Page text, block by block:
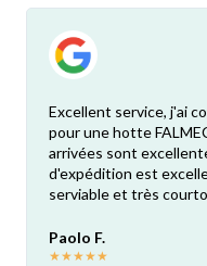
Excellent service, j'ai
pour une hotte
arrivées sont
d'expédition est
serviable et très
Paolo F.
★★★★★